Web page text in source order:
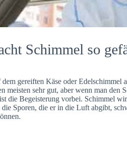
Schimmel so
gereiften Käse oder Edelschimmel
meisten sehr gut, aber wenn man den
die Begeisterung vorbei. Schimmel
die Sporen, die er in die Luft abgibt,